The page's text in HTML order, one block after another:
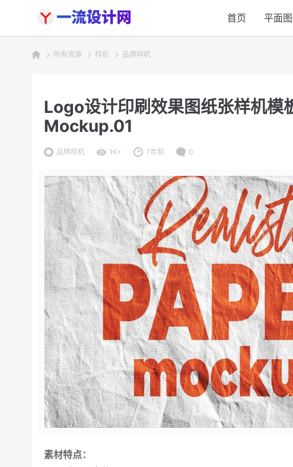
首页 平面
所有资源 样机 品牌样机
Logo设计印刷效果图纸张样机模
Mockup.01
品牌样机 1K+ 7年前 0
素材特点：